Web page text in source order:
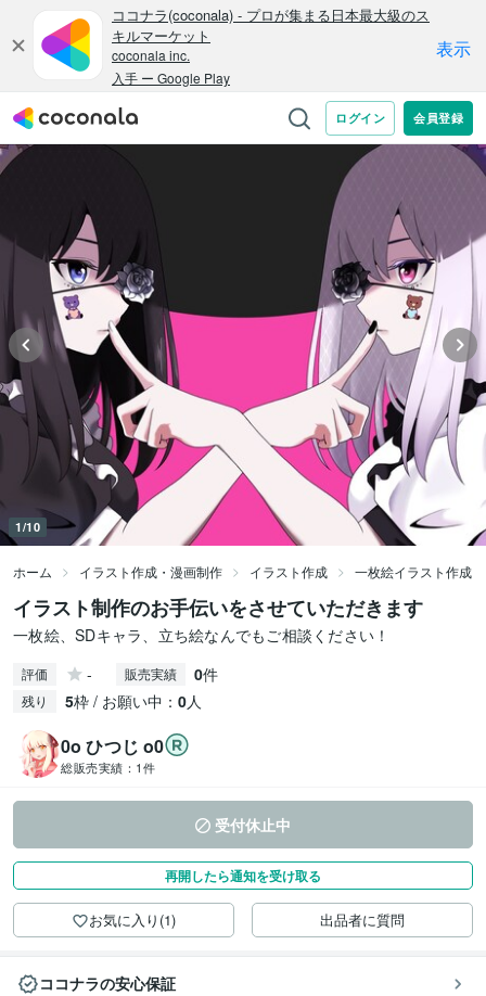
1/10
ホーム イラスト作成・漫画制作 イラスト作成 一枚絵イラスト作成
イラスト制作のお手伝いをさせていただきます
一枚絵、SDキャラ、立ち絵なんでもご相談ください！
評価 - 販売実績 0件
残り 5枠 / お願い中： 0人
0o ひつじ o0
総販売実績： 1件
受付休止中
再開したら通知を受け取る
お気に入り(1) 出品者に質問
ココナラの安心保証